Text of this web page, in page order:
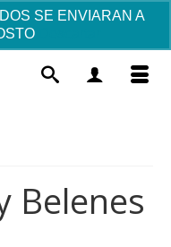
SE ENVIARAN A
Belenes